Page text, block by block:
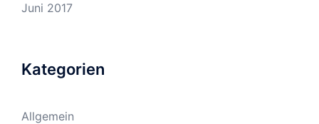
Juni 2017
Kategorien
Allgemein